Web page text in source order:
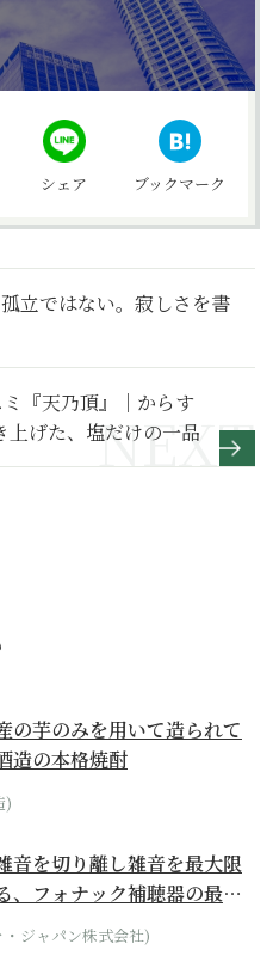
シェア ブックマーク
立ではない。寂しさを書
『天乃頂』｜からす
上げた、塩だけの一品
の芋のみを用いて造られて
造の本格焼酎
)
音を切り離し雑音を最大限
、フォナック補聴器の最上
・ジャパン株式会社)